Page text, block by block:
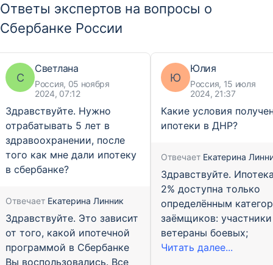
Ответы экспертов на вопросы о
Сбербанке России
С
Светлана
Россия, 05 ноября
2024, 07:12
Здравствуйте. Нужно
отрабатывать 5 лет в
здравоохранении, после
того как мне дали ипотеку
в сбербанке?
Отвечает Екатерина Линник
Здравствуйте. Это зависит
от того, какой ипотечной
программой в Сбербанке
Вы воспользовались. Все
Ю
Юлия
Россия, 15 июля
2024, 21:37
Какие условия
ипотеки в ДНР?
Отвечает Екатерина
Здравствуйте.
2% доступна только
определённым
заёмщиков:
ветераны боевых;
Читать далее...